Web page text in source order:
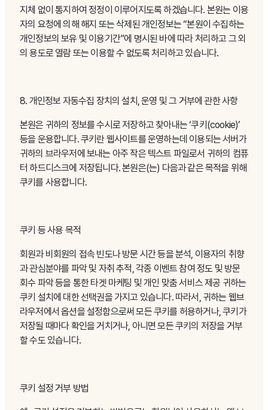
지체 없이 통지하여 정정이 이루어지도록 하겠습니다. 본원는 이용
자의 요청에 의해 해지 또는 삭제된 개인정보는 “본원이 수집하는
개인정보의 보유 및 이용기간”에 명시된 바에 따라 처리하고 그 외
의 용도로 열람 또는 이용할 수 없도록 처리하고 있습니다.
8. 개인정보 자동수집 장치의 설치, 운영 및 그 거부에 관한 사항
본원은 귀하의 정보를 수시로 저장하고 찾아내는 ‘쿠키(cookie)’
등을 운용합니다. 쿠키란 웹사이트를 운영하는데 이용되는 서버가
귀하의 브라우저에 보내는 아주 작은 텍스트 파일로서 귀하의 컴퓨
터 하드디스크에 저장됩니다. 본원은(는) 다음과 같은 목적을 위해
쿠키를 사용합니다.
쿠키 등 사용 목적
회원과 비회원의 접속 빈도나 방문 시간 등을 분석, 이용자의 취향
과 관심분야를 파악 및 자취 추적, 각종 이벤트 참여 정도 및 방문
회수 파악 등을 통한 타겟 마케팅 및 개인 맞춤 서비스 제공 귀하는
쿠키 설치에 대한 선택권을 가지고 있습니다. 따라서, 귀하는 웹브
라우저에서 옵션을 설정함으로써 모든 쿠키를 허용하거나, 쿠키가
저장될 때마다 확인을 거치거나, 아니면 모든 쿠키의 저장을 거부
할 수도 있습니다.
쿠키 설정 거부 방법